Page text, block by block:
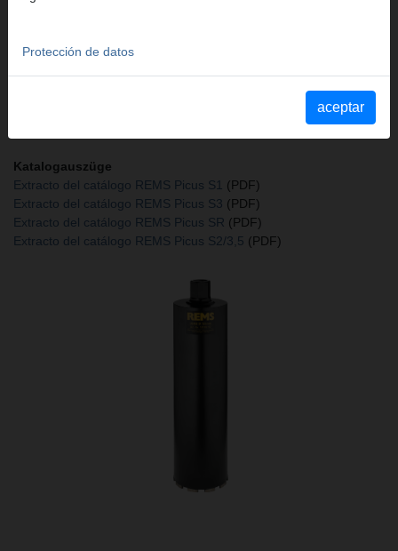
Art. nº. 181057 R
viele Materialien, z. B. Beton, Stahlbeton, Mauerwerk aller Art,
Naturstein, Asphalt, Estrich aller Art. Anschlussgewinde UNC 11/4
Katalogauszüge
Extracto del catálogo REMS Picus S1 (PDF)
Extracto del catálogo REMS Picus S3 (PDF)
Extracto del catálogo REMS Picus SR (PDF)
Extracto del catálogo REMS Picus S2/3,5 (PDF)
Protección de datos
aceptar